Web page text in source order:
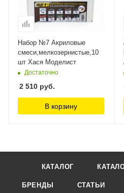
Набор №7 Акриловые
смеси,мелкозернистые,10
шт Хася Моделист
Достаточно
2 510 руб.
В корзину
КАТАЛОГ
БРЕНДЫ СТАТЬИ